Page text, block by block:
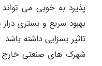
پذیرد به خوبی می
بهبود سریع و بستری
تاثیر بسزایی داشته
شهرک های صنعتی خارج